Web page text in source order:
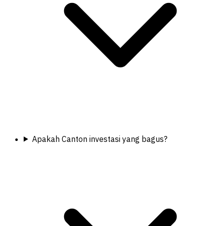
Apakah Canton investasi yang bagus?